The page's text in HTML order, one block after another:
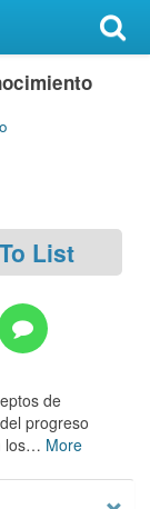
List
de
progreso
los… More